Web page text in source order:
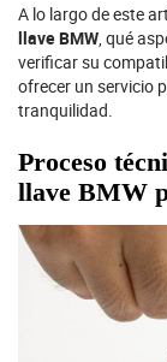
A lo largo de este
llave BMW, qué
verificar su
ofrecer un servicio
tranquilidad.
Proceso
llave BMW